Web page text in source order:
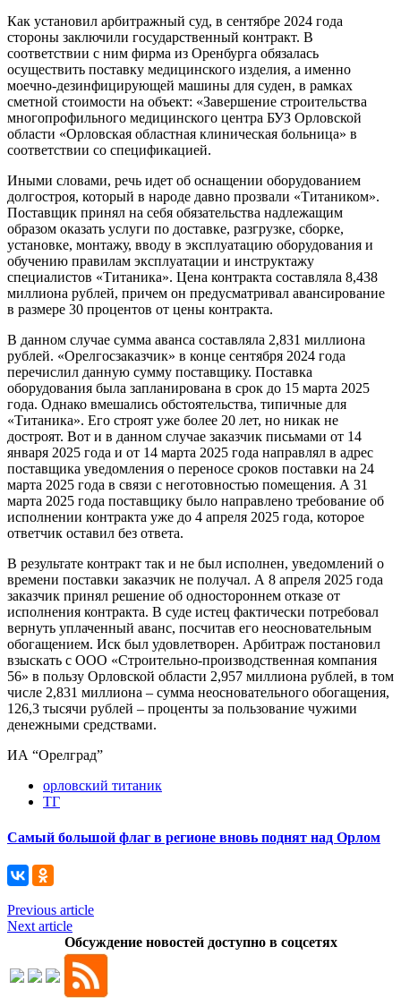
Как установил арбитражный суд, в сентябре 2024 года
стороны заключили государственный контракт. В
соответствии с ним фирма из Оренбурга обязалась
осуществить поставку медицинского изделия, а именно
моечно-дезинфицирующей машины для суден, в рамках
сметной стоимости на объект: «Завершение строительства
многопрофильного медицинского центра БУЗ Орловской
области «Орловская областная клиническая больница» в
соответствии со спецификацией.
Иными словами, речь идет об оснащении оборудованием
долгостроя, который в народе давно прозвали «Титаником».
Поставщик принял на себя обязательства надлежащим
образом оказать услуги по доставке, разгрузке, сборке,
установке, монтажу, вводу в эксплуатацию оборудования и
обучению правилам эксплуатации и инструктажу
специалистов «Титаника». Цена контракта составляла 8,438
миллиона рублей, причем он предусматривал авансирование
в размере 30 процентов от цены контракта.
В данном случае сумма аванса составляла 2,831 миллиона
рублей. «Орелгосзаказчик» в конце сентября 2024 года
перечислил данную сумму поставщику. Поставка
оборудования была запланирована в срок до 15 марта 2025
года. Однако вмешались обстоятельства, типичные для
«Титаника». Его строят уже более 20 лет, но никак не
достроят. Вот и в данном случае заказчик письмами от 14
января 2025 года и от 14 марта 2025 года направлял в адрес
поставщика уведомления о переносе сроков поставки на 24
марта 2025 года в связи с неготовностью помещения. А 31
марта 2025 года поставщику было направлено требование об
исполнении контракта уже до 4 апреля 2025 года, которое
ответчик оставил без ответа.
В результате контракт так и не был исполнен, уведомлений о
времени поставки заказчик не получал. А 8 апреля 2025 года
заказчик принял решение об одностороннем отказе от
исполнения контракта. В суде истец фактически потребовал
вернуть уплаченный аванс, посчитав его неосновательным
обогащением. Иск был удовлетворен. Арбитраж постановил
взыскать с ООО «Строительно-производственная компания
56» в пользу Орловской области 2,957 миллиона рублей, в том
числе 2,831 миллиона – сумма неосновательного обогащения,
126,3 тысячи рублей – проценты за пользование чужими
денежными средствами.
ИА “Орелград”
орловский титаник
ТГ
Самый большой флаг в регионе вновь поднят над Орлом
Previous article
Next article
Обсуждение новостей доступно в соцсетях